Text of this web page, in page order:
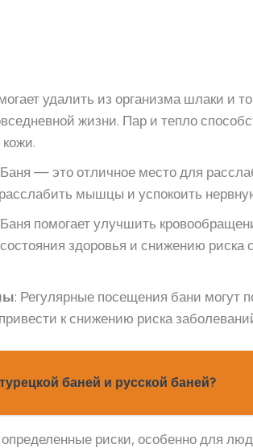
удалить из организма шлаки и
жизни. Пар и тепло
— это отличное место для
мышцы и успокоить
помогает улучшить
здоровья и снижению риска
: Регулярные посещения бани могут
к снижению риска
баней и русской баней?
риски, особенно для